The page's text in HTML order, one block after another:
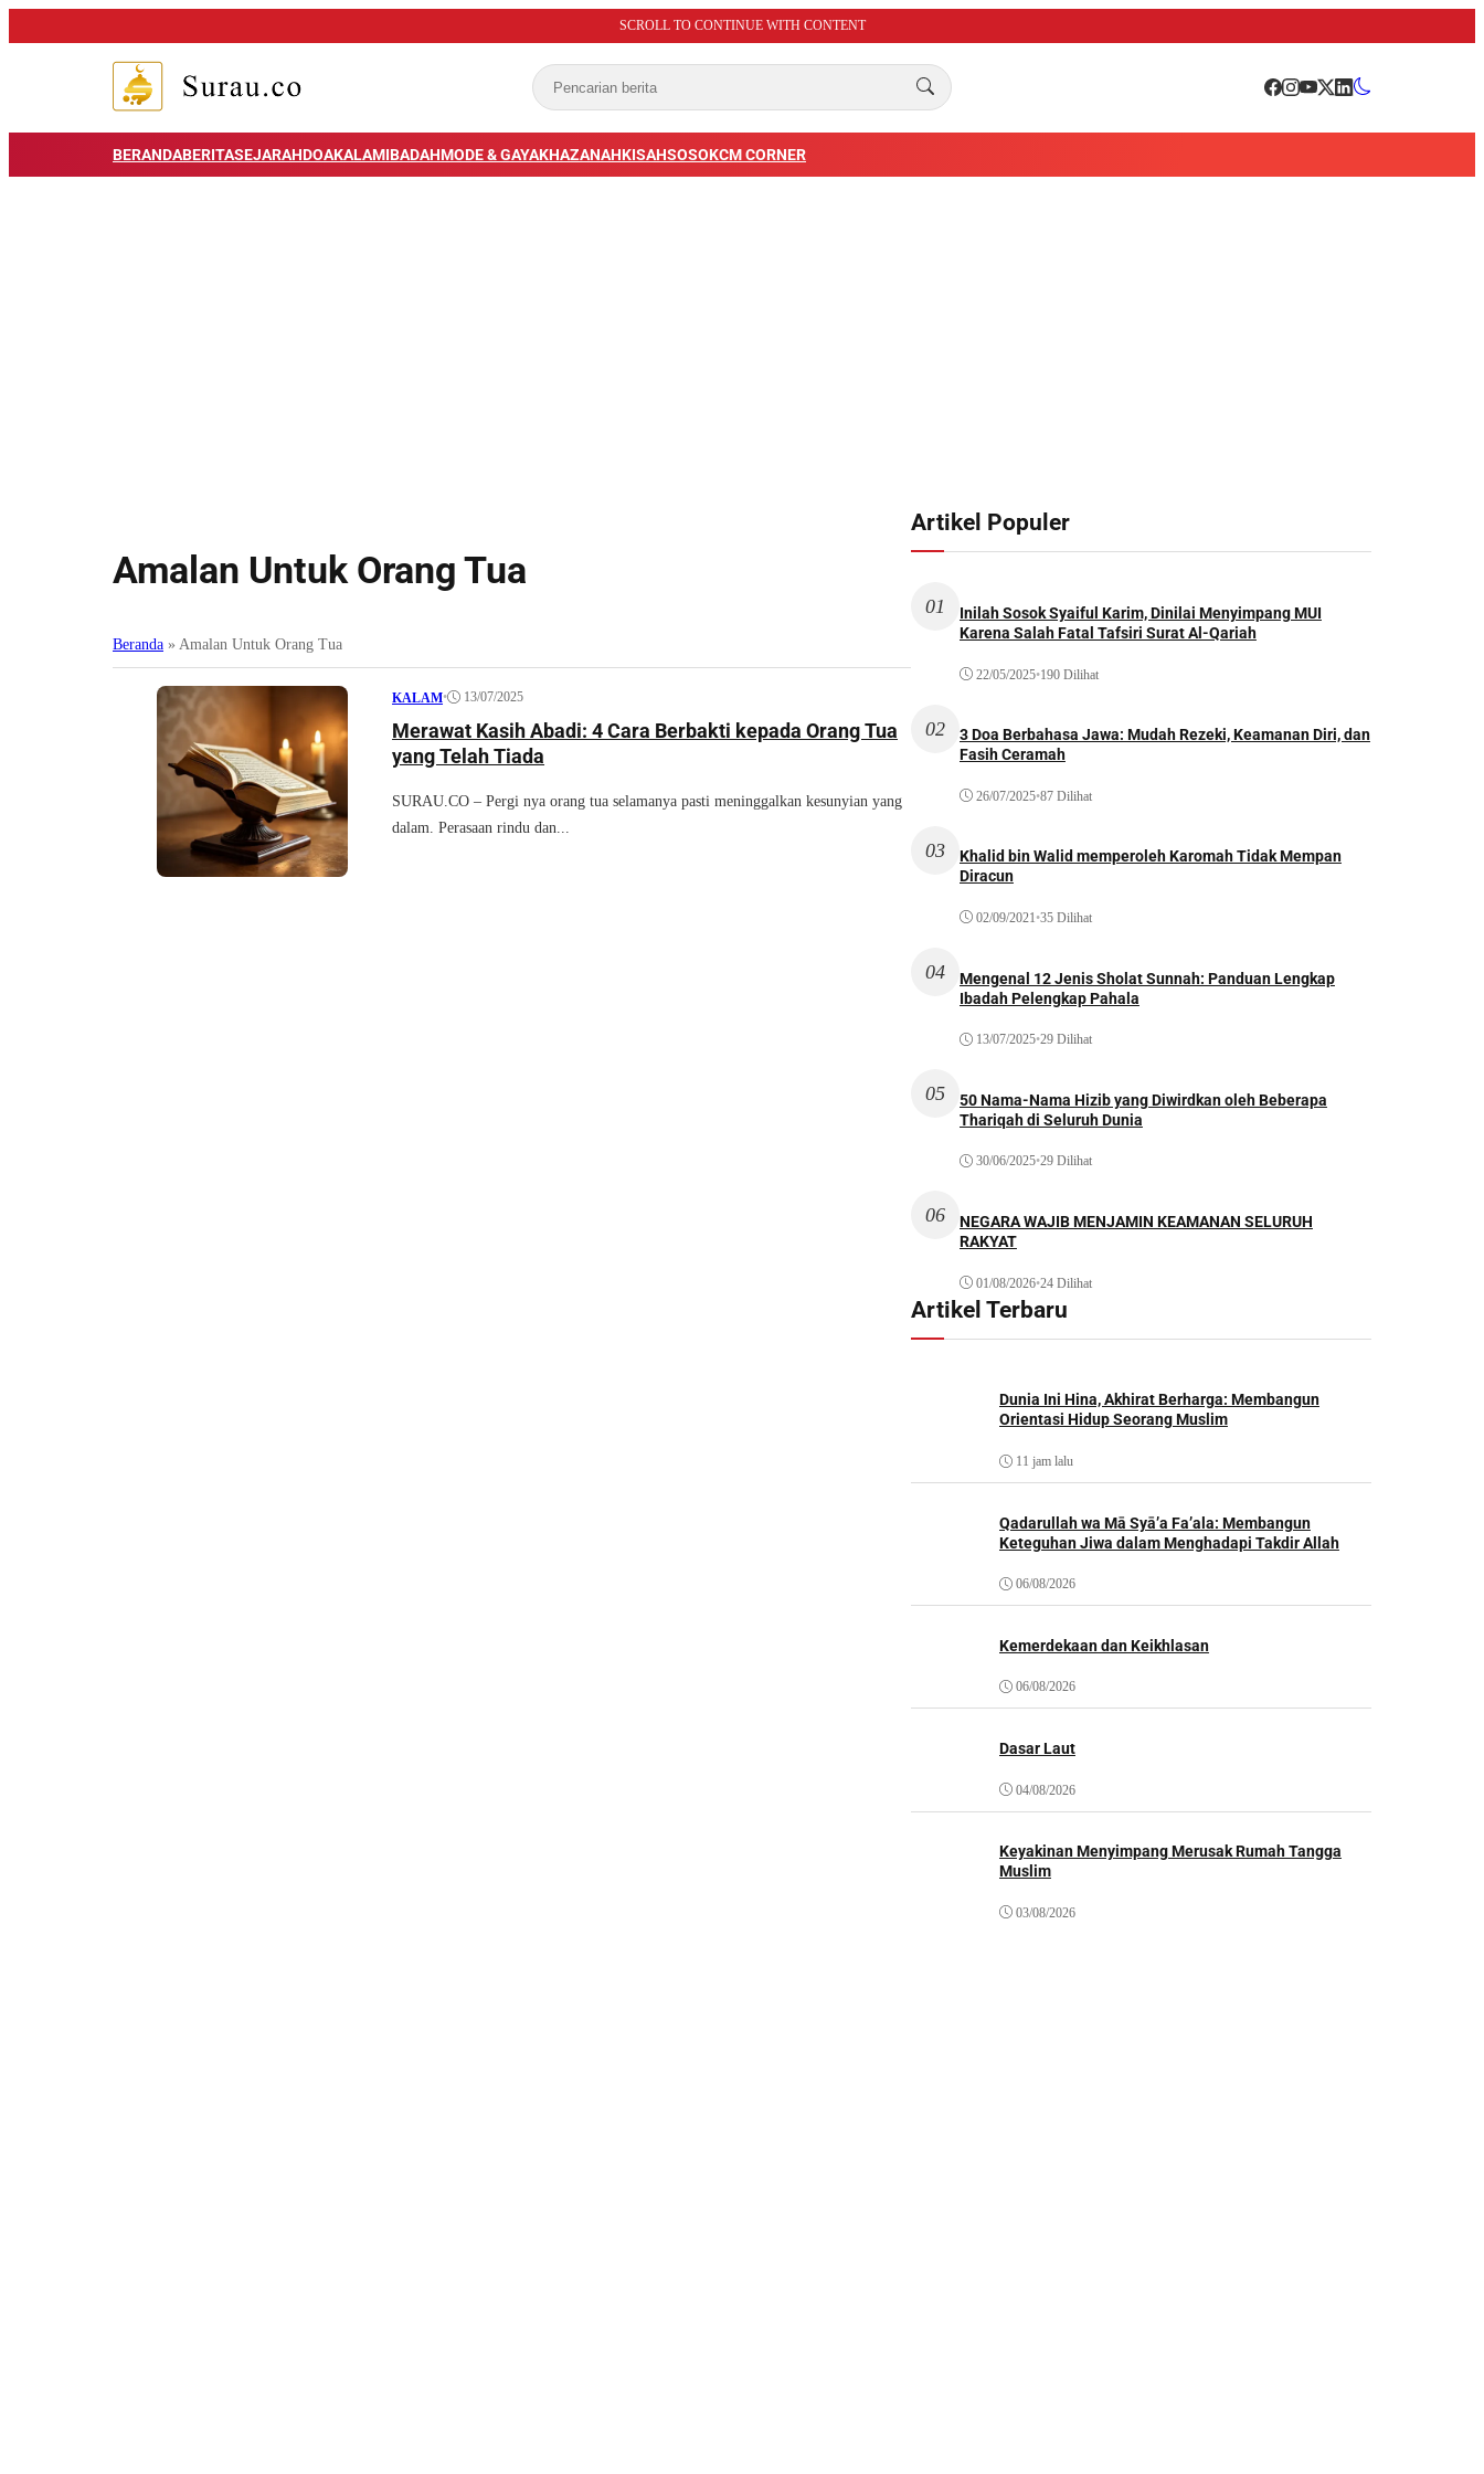
SCROLL TO CONTINUE WITH CONTENT
BERANDABERITASEJARAHDOAKALAMIBADAHMODE & GAYAKHAZANAHKISAHSOSOKCM CORNER
Amalan Untuk Orang Tua
Beranda » Amalan Untuk Orang Tua
KALAM• 13/07/2025
Merawat Kasih Abadi: 4 Cara Berbakti kepada Orang Tua
yang Telah Tiada
SURAU.CO – Pergi nya orang tua selamanya pasti meninggalkan kesunyian yang
dalam. Perasaan rindu dan...
Artikel Populer
01
Inilah Sosok Syaiful Karim, Dinilai Menyimpang MUI
Karena Salah Fatal Tafsiri Surat Al-Qariah
22/05/2025•190 Dilihat
02
3 Doa Berbahasa Jawa: Mudah Rezeki, Keamanan Diri, dan
Fasih Ceramah
26/07/2025•87 Dilihat
03
Khalid bin Walid memperoleh Karomah Tidak Mempan
Diracun
02/09/2021•35 Dilihat
04
Mengenal 12 Jenis Sholat Sunnah: Panduan Lengkap
Ibadah Pelengkap Pahala
13/07/2025•29 Dilihat
05
50 Nama-Nama Hizib yang Diwirdkan oleh Beberapa
Thariqah di Seluruh Dunia
30/06/2025•29 Dilihat
06
NEGARA WAJIB MENJAMIN KEAMANAN SELURUH
RAKYAT
01/08/2026•24 Dilihat
Artikel Terbaru
Dunia Ini Hina, Akhirat Berharga: Membangun
Orientasi Hidup Seorang Muslim
11 jam lalu
Qadarullah wa Mā Syā’a Fa’ala: Membangun
Keteguhan Jiwa dalam Menghadapi Takdir Allah
06/08/2026
Kemerdekaan dan Keikhlasan
06/08/2026
Dasar Laut
04/08/2026
Keyakinan Menyimpang Merusak Rumah Tangga
Muslim
03/08/2026